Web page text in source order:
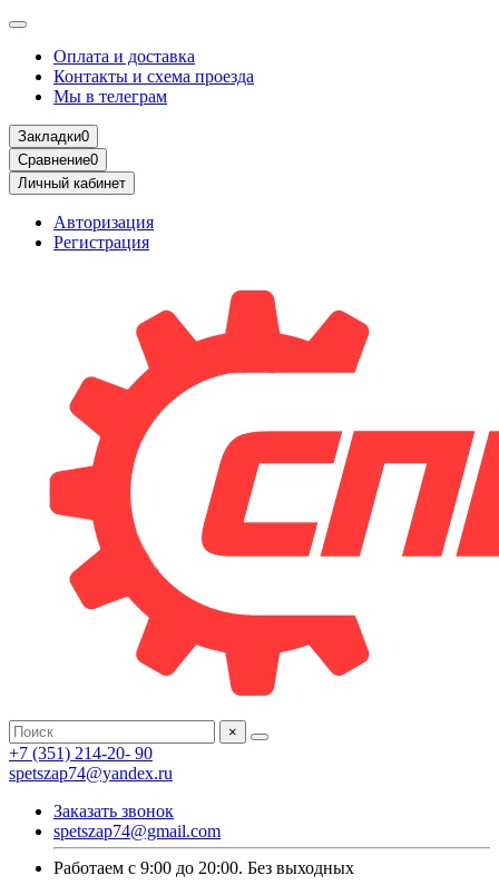
Оплата и доставка
Контакты и схема проезда
Мы в телеграм
Закладки0
Сравнение0
Личный кабинет
Авторизация
Регистрация
×
+7 (351) 214-20- 90
spetszap74@yandex.ru
Заказать звонок
spetszap74@gmail.com
Работаем с 9:00 до 20:00. Без выходных